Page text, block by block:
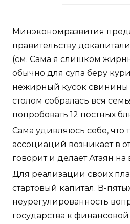
Минэкономразвития
правительству
(см. Сама я слишком
обычно для супа беру
нежирный кусок свинины
столом собралась вся
попробовать 12 постных
Сама удивляюсь себе, что
ассоциаций возникает в
говорит и делает Атаян на
Для реализации своих
стартовый капитал. В-
неурегулированность
государства к финансовой